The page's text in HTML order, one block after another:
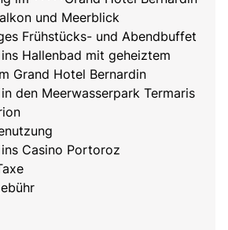
und Meerblick
Frühstücks- und Abendbuffet
Hallenbad mit geheiztem
Grand Hotel Bernardin
den Meerwasserpark Termaris
Casino Portoroz